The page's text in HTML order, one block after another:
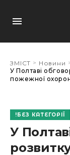
ЗМІСТ > Новини
У Полтаві
пожежної
БЕЗ КАТЕГОРІЇ
У